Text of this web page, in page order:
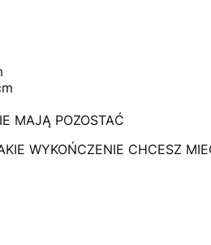
MAJĄ POZOSTAĆ
WYKOŃCZENIE CHCESZ